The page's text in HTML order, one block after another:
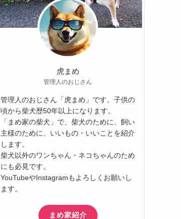
虎まめ
管理人のおじさん
管理人のおじさん「虎まめ」です。子供の
頃から柴犬歴50年以上になります。
「まめ家の柴犬」で、柴犬のために、飼い
主様のために、いいもの・いいことを紹介
します。
柴犬以外のワンちゃん・ネコちゃんのため
にも必見です。
YouTubeやInstagramもよろしくお願いし
ます。
まめ家紹介